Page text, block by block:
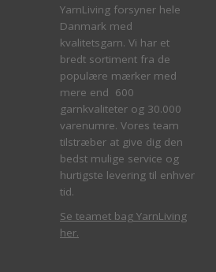
YarnLiving forsyner hele
Danmark med
kvalitetsgarn. Vi har et
bredt sortiment fra de
populære mærker med
mere end 600
garnkvaliteter og 30.000
varenumre. Vores team
tilstræber at give dig den
bedst mulige service og
hurtigste levering til enhver
tid.
Se teamet bag YarnLiving
her.